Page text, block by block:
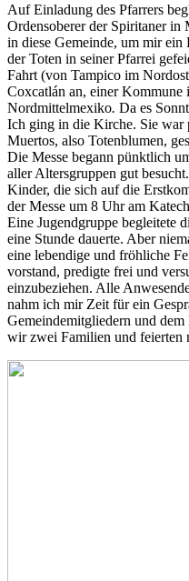
Auf Einladung des Pfarrers
Ordensoberer der Spiritaner in
in diese Gemeinde, um mir
der Toten in seiner Pfarrei
Fahrt (von Tampico im
Coxcatlán an, einer Kommune
Nordmittelmexiko. Da es
Ich ging in die Kirche. Sie war
Muertos, also Totenblumen,
Die Messe begann pünktlich
aller Altersgruppen gut
Kinder, die sich auf die
der Messe um 8 Uhr am
Eine Jugendgruppe begleitete
eine Stunde dauerte. Aber
eine lebendige und fröhliche
vorstand, predigte frei und
einzubeziehen. Alle
nahm ich mir Zeit für ein
Gemeindemitgliedern und
wir zwei Familien und feierten